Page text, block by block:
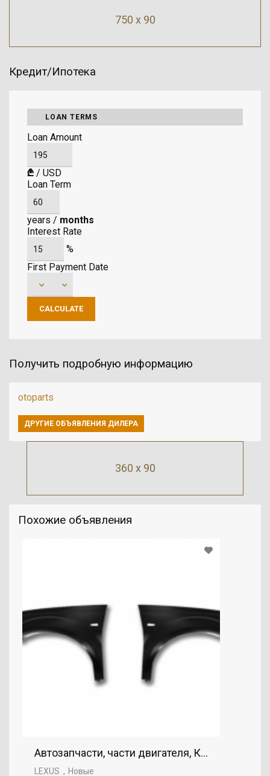
360 x 90
Похожие объявления
Автозапчасти, части двигателя, Крыло, LEXUS
LEXUS Новые
750 x 90
Кредит/Ипотека
LOAN TERMS
Loan Amount
₾ / USD
Loan Term
years / months
Interest Rate
%
First Payment Date
Получить подробную информацию
otoparts
ДРУГИЕ ОБЪЯВЛЕНИЯ ДИЛЕРА